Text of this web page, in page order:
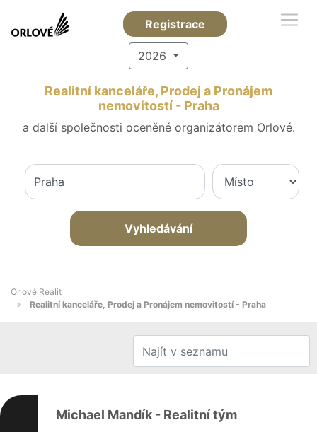
Registrace
2026
Realitní kanceláře, Prodej a Pronájem
nemovitostí - Praha
a další společnosti oceněné organizátorem Orlové.
Vyhledávání
Orlové Realit
Realitní kanceláře, Prodej a Pronájem nemovitostí - Praha
Michael Mandík - Realitní tým